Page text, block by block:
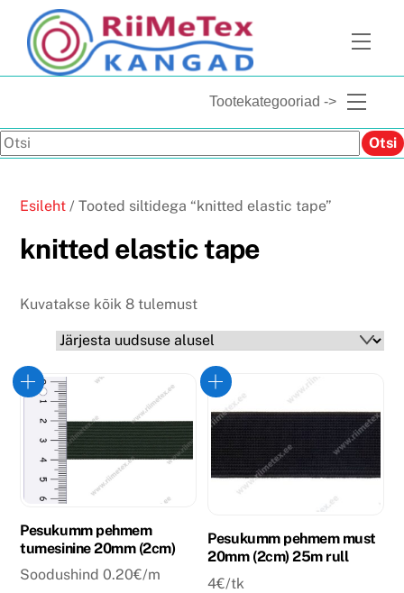
content
Tootekategooriad -> Menu
Otsi Otsi
Esileht / Tooted siltidega “knitted elastic tape”
knitted elastic tape
Kuvatakse kõik 8 tulemustSorditud
uusimate
järgi
Pesukumm pehmem
tumesinine 20mm (2cm)
Soodushind 0.20€/m
Pesukumm pehmem must
20mm (2cm) 25m rull
4€/tk